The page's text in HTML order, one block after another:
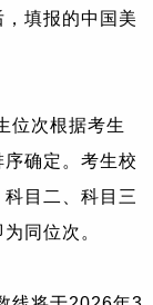
填报的中国美
位次根据考生
确定。考生校
目二、科目三
同位次。